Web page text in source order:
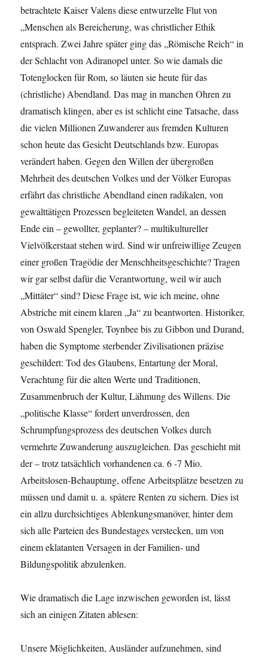
betrachtete Kaiser Valens diese entwurzelte Flut von
„Menschen als Bereicherung, was christlicher Ethik
entsprach. Zwei Jahre später ging das „Römische Reich“ in
der Schlacht von Adiranopel unter. So wie damals die
Totenglocken für Rom, so läuten sie heute für das
(christliche) Abendland. Das mag in manchen Ohren zu
dramatisch klingen, aber es ist schlicht eine Tatsache, dass
die vielen Millionen Zuwanderer aus fremden Kulturen
schon heute das Gesicht Deutschlands bzw. Europas
verändert haben. Gegen den Willen der übergroßen
Mehrheit des deutschen Volkes und der Völker Europas
erfährt das christliche Abendland einen radikalen, von
gewalttätigen Prozessen begleiteten Wandel, an dessen
Ende ein – gewollter, geplanter? – multikultureller
Vielvölkerstaat stehen wird. Sind wir unfreiwillige Zeugen
einer großen Tragödie der Menschheitsgeschichte? Tragen
wir gar selbst dafür die Verantwortung, weil wir auch
„Mittäter“ sind? Diese Frage ist, wie ich meine, ohne
Abstriche mit einem klaren „Ja“ zu beantworten. Historiker,
von Oswald Spengler, Toynbee bis zu Gibbon und Durand,
haben die Symptome sterbender Zivilisationen präzise
geschildert: Tod des Glaubens, Entartung der Moral,
Verachtung für die alten Werte und Traditionen,
Zusammenbruch der Kultur, Lähmung des Willens. Die
„politische Klasse“ fordert unverdrossen, den
Schrumpfungsprozess des deutschen Volkes durch
vermehrte Zuwanderung auszugleichen. Das geschieht mit
der – trotz tatsächlich vorhandenen ca. 6 -7 Mio.
Arbeitslosen-Behauptung, offene Arbeitsplätze besetzen zu
müssen und damit u. a. spätere Renten zu sichern. Dies ist
ein allzu durchsichtiges Ablenkungsmanöver, hinter dem
sich alle Parteien des Bundestages verstecken, um von
einem eklatanten Versagen in der Familien- und
Bildungspolitik abzulenken.
Wie dramatisch die Lage inzwischen geworden ist, lässt
sich an einigen Zitaten ablesen:
Unsere Möglichkeiten, Ausländer aufzunehmen, sind